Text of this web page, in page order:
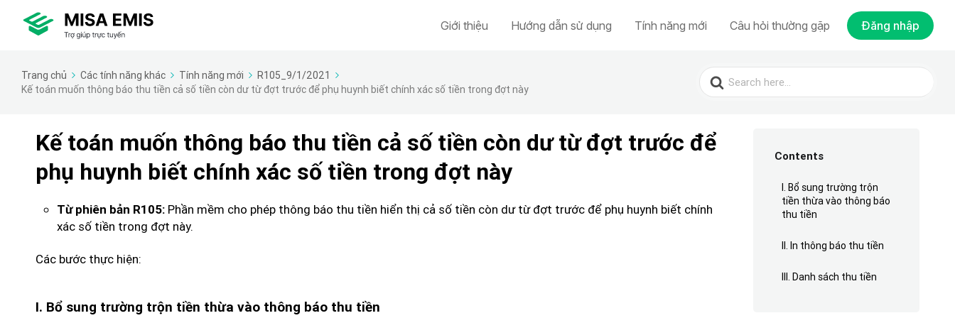
Giới thiệu Hướng dẫn sử dụng Tính năng mới Câu hỏi thường gặp Đăng nhập
Trang chủ Các tính năng khác Tính năng mới
R105_9/1/2021
Kế toán muốn thông báo thu tiền cả số tiền còn dư từ đợt trước để phụ huynh biết chính xác số tiền trong đợt này
Search
for:
Kế toán muốn thông báo thu tiền cả số tiền còn dư từ đợt trước để
phụ huynh biết chính xác số tiền trong đợt này
Từ phiên bản R105: Phần mềm cho phép thông báo thu tiền hiển thị cả số tiền còn dư từ đợt trước để phụ huynh biết chính
xác số tiền trong đợt này.
Các bước thực hiện:
I. Bổ sung trường trộn tiền thừa vào thông báo thu tiền
Contents
I. Bổ sung trường trộn
tiền thừa vào thông báo
thu tiền
II. In thông báo thu tiền
III. Danh sách thu tiền